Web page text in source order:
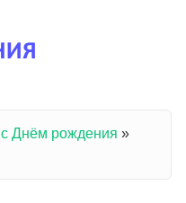
с Днём рождения »